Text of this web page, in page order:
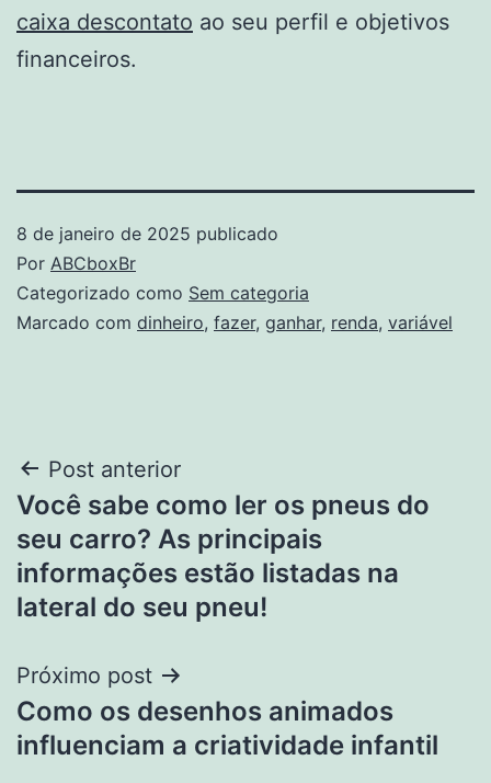
caixa descontato ao seu perfil e objetivos
financeiros.
8 de janeiro de 2025 publicado
Por ABCboxBr
Categorizado como Sem categoria
Marcado com dinheiro, fazer, ganhar, renda, variável
Navegação
de
Post
Post anterior
Você sabe como ler os pneus do
seu carro? As principais
informações estão listadas na
lateral do seu pneu!
Próximo post
Como os desenhos animados
influenciam a criatividade infantil